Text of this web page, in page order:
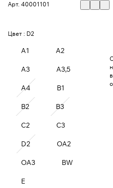
Арт. 40001101
Цвет : D2
A1 A2
A3 A3,5
A4 B1
B2 B3
C2 C3
D2 OA2
OA3 BW
E